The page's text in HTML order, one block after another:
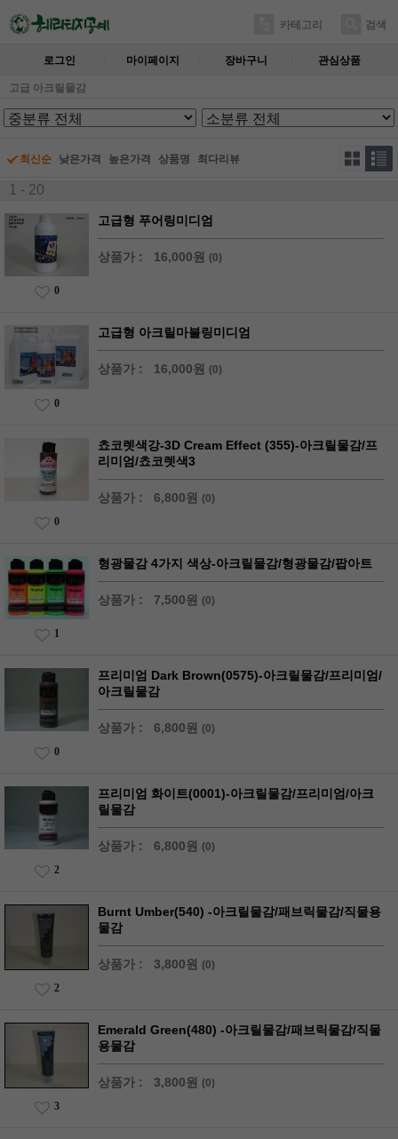
카테고리 검색
로그인 마이페이지 장바구니 관심상품
고급 아크릴물감
최신순 낮은가격 높은가격 상품명 최다리뷰
1 - 20
고급형 푸어링미디엄
상품가 : 16,000원 (0)
0
고급형 아크릴마블링미디엄
상품가 : 16,000원 (0)
0
쵸코렛색강-3D Cream Effect (355)-아크릴물감/프
리미엄/쵸코렛색3
상품가 : 6,800원 (0)
0
형광물감 4가지 색상-아크릴물감/형광물감/팝아트
상품가 : 7,500원 (0)
1
프리미엄 Dark Brown(0575)-아크릴물감/프리미엄/
아크릴물감
상품가 : 6,800원 (0)
0
프리미엄 화이트(0001)-아크릴물감/프리미엄/아크
릴물감
상품가 : 6,800원 (0)
2
Burnt Umber(540) -아크릴물감/패브릭물감/직물용
물감
상품가 : 3,800원 (0)
2
Emerald Green(480) -아크릴물감/패브릭물감/직물
용물감
상품가 : 3,800원 (0)
3